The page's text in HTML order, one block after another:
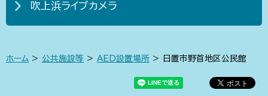
吹上浜ライブカメラ
ホーム > 公共施設等 > AED設置場所 > 日置市野首地区公民館